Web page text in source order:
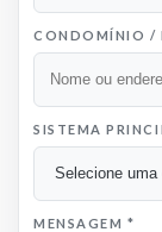
CONDOMÍNIO /
SISTEMA
MENSAGEM *